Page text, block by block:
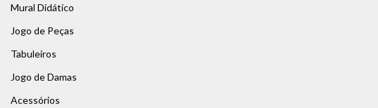
Mural Didático
Jogo de Peças
Tabuleiros
Jogo de Damas
Acessórios